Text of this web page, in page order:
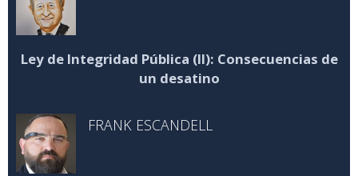
Ley de Integridad Pública (II): Consecuencias de
un desatino
FRANK ESCANDELL